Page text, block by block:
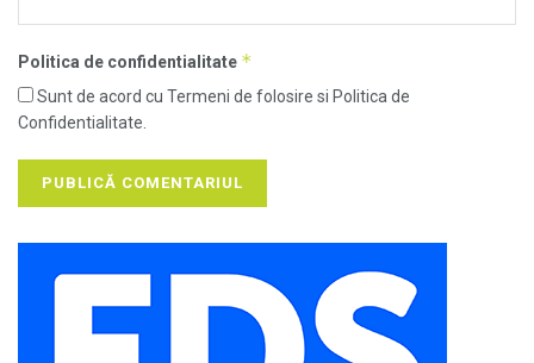
Politica de confidentialitate *
Sunt de acord cu Termeni de folosire si Politica de
Confidentialitate.